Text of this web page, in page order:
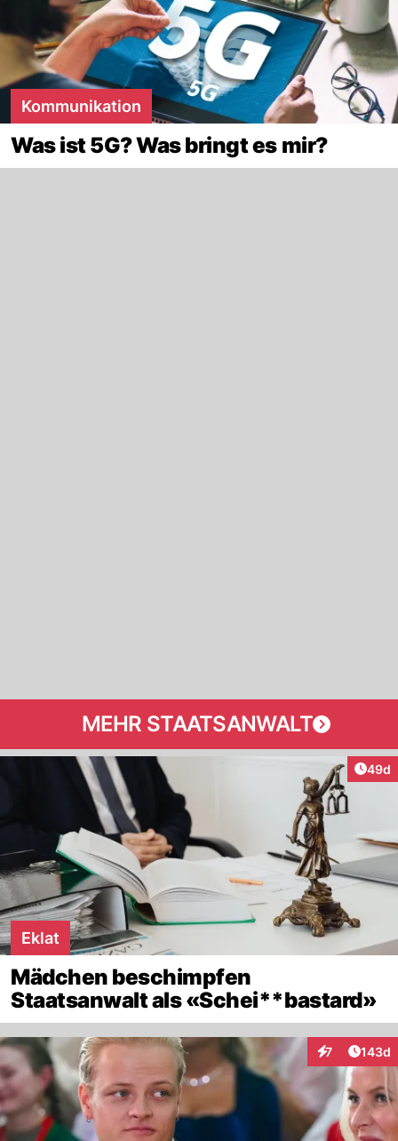
Kommunikation
Was ist 5G? Was bringt es mir?
MEHR STAATSANWALT
49d
Eklat
Mädchen beschimpfen
Staatsanwalt als «Schei**bastard»
7
Interaktionen
143d